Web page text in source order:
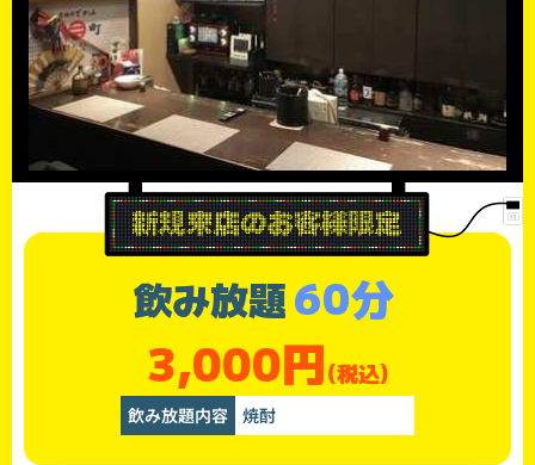
飲み放題60分
3,000円(税込)
飲み放題内容 焼酎